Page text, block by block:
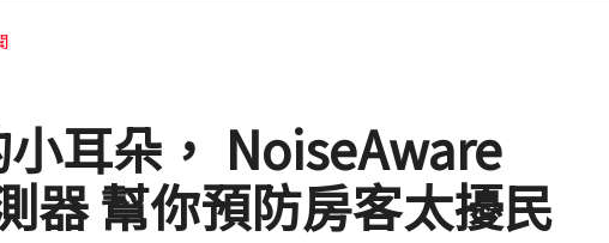
耳朵， NoiseAware
器 幫你預防房客太擾民